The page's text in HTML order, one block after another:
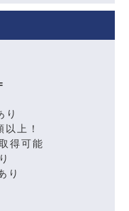
り
上！
得可能
り